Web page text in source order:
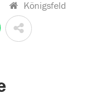
Königsfeld